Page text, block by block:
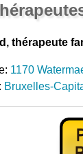
thérapeute
1170
Bruxelles-